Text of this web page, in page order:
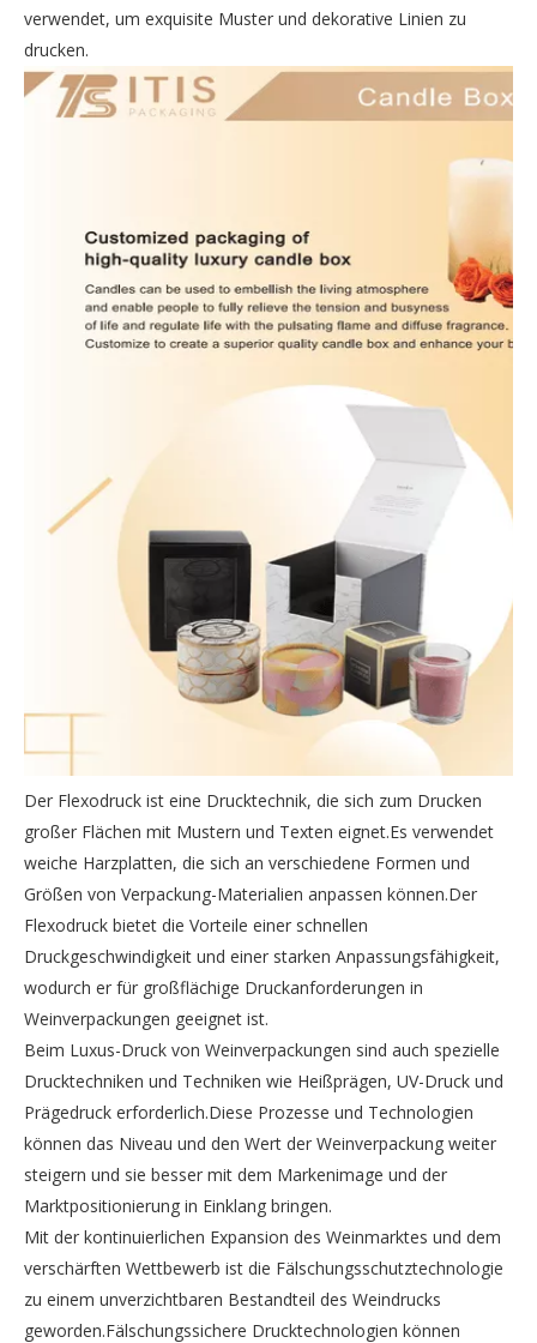
verwendet, um exquisite Muster und dekorative Linien zu
drucken.
Der Flexodruck ist eine Drucktechnik, die sich zum Drucken
großer Flächen mit Mustern und Texten eignet.Es verwendet
weiche Harzplatten, die sich an verschiedene Formen und
Größen von Verpackung-Materialien anpassen können.Der
Flexodruck bietet die Vorteile einer schnellen
Druckgeschwindigkeit und einer starken Anpassungsfähigkeit,
wodurch er für großflächige Druckanforderungen in
Weinverpackungen geeignet ist.
Beim Luxus-Druck von Weinverpackungen sind auch spezielle
Drucktechniken und Techniken wie Heißprägen, UV-Druck und
Prägedruck erforderlich.Diese Prozesse und Technologien
können das Niveau und den Wert der Weinverpackung weiter
steigern und sie besser mit dem Markenimage und der
Marktpositionierung in Einklang bringen.
Mit der kontinuierlichen Expansion des Weinmarktes und dem
verschärften Wettbewerb ist die Fälschungsschutztechnologie
zu einem unverzichtbaren Bestandteil des Weindrucks
geworden.Fälschungssichere Drucktechnologien können